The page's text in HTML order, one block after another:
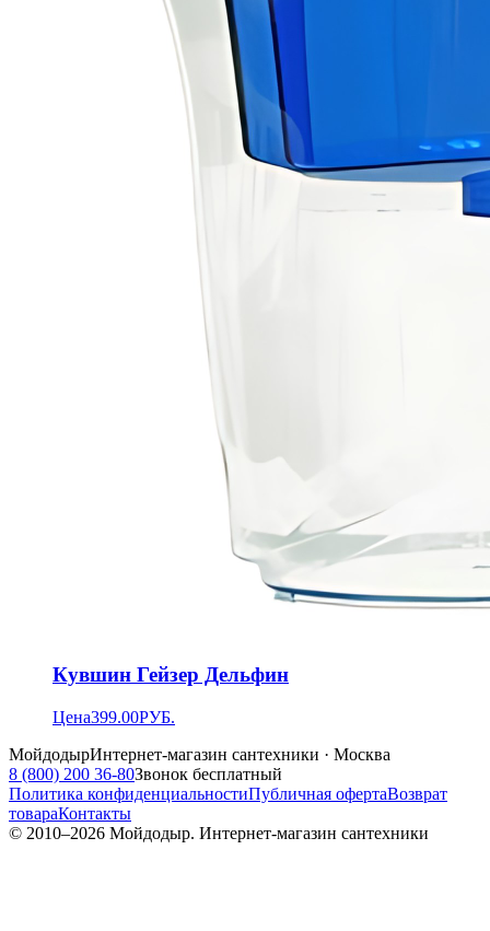
Кувшин Гейзер Дельфин
Цена399.00РУБ.
МойдодырИнтернет-магазин сантехники · Москва
8 (800) 200 36-80Звонок бесплатный
Политика конфиденциальностиПубличная офертаВозврат
товараКонтакты
© 2010–2026 Мойдодыр. Интернет-магазин сантехники